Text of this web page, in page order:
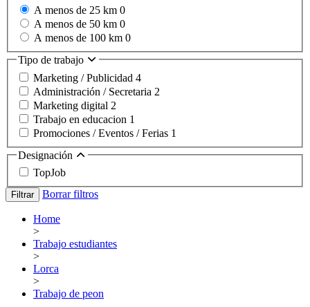
A menos de 25 km 0
A menos de 50 km 0
A menos de 100 km 0
Tipo de trabajo
Marketing / Publicidad 4
Administración / Secretaria 2
Marketing digital 2
Trabajo en educacion 1
Promociones / Eventos / Ferias 1
Designación
TopJob
Filtrar Borrar filtros
Home
>
Trabajo estudiantes
>
Lorca
>
Trabajo de peon